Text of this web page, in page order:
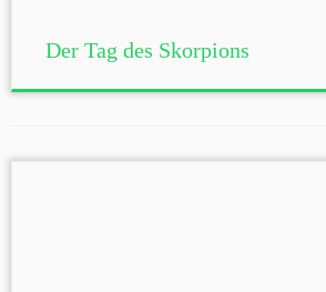
Der Tag des Skorpions